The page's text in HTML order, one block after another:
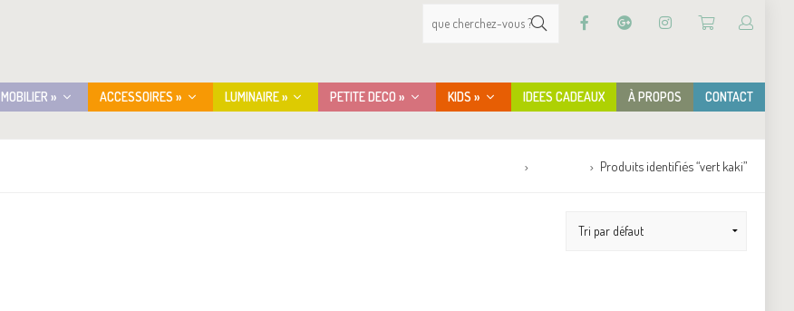
MOBILIER » ACCESSOIRES » LUMINAIRE » PETITE DECO » KIDS » IDEES CADEAUX À PROPOS CONTACT
Produits identifiés “vert kaki”